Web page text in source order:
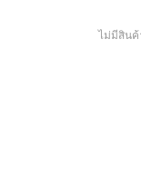
ไม่มีสินค้